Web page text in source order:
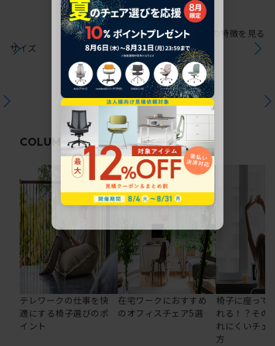
サイズ
シリーズの特徴を見る
COLUMN関連コラム
テレワークの仕事を快
適にする椅子選びのポ
イント
在宅ワークにおすすめ
のオフィスチェア5選
椅子に座って
れる！？その
れにくいチェ
方